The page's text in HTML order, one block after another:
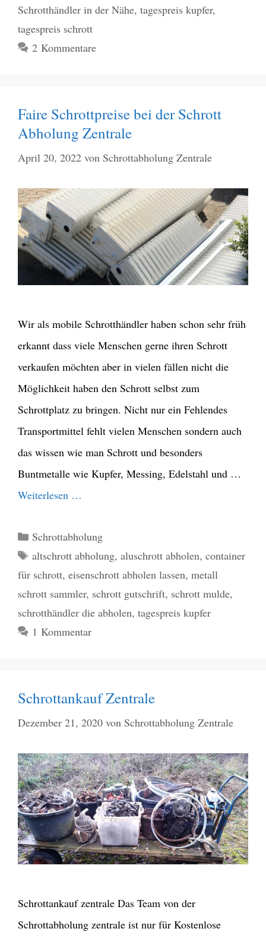
Schrotthändler in der Nähe, tagespreis kupfer,
tagespreis schrott
2 Kommentare
Faire Schrottpreise bei der Schrott
Abholung Zentrale
April 20, 2022 von Schrottabholung Zentrale
Wir als mobile Schrotthändler haben schon sehr früh
erkannt dass viele Menschen gerne ihren Schrott
verkaufen möchten aber in vielen fällen nicht die
Möglichkeit haben den Schrott selbst zum
Schrottplatz zu bringen. Nicht nur ein Fehlendes
Transportmittel fehlt vielen Menschen sondern auch
das wissen wie man Schrott und besonders
Buntmetalle wie Kupfer, Messing, Edelstahl und …
Weiterlesen …
Kategorien
Schrottabholung
Schlagwörter
altschrott abholung, aluschrott abholen, container
für schrott, eisenschrott abholen lassen, metall
schrott sammler, schrott gutschrift, schrott mulde,
schrotthändler die abholen, tagespreis kupfer
1 Kommentar
Schrottankauf Zentrale
Dezember 21, 2020 von Schrottabholung Zentrale
Schrottankauf zentrale Das Team von der
Schrottabholung zentrale ist nur für Kostenlose